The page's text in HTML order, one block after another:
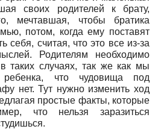
своих родителей к брату,
мечтавшая, чтобы братика
потом, когда ему поставят
себя, считая, что это все из-за
Родителям необходимо
таких случаях, так же как мы
что чудовища под
нет. Тут нужно изменить ход
простые факты, которые
что нельзя заразиться